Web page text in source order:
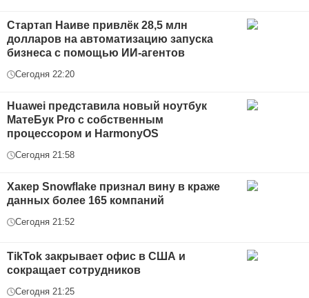
Стартап Наиве привлёк 28,5 млн
долларов на автоматизацию запуска
бизнеса с помощью ИИ-агентов
Сегодня 22:20
Huawei представила новый ноутбук
МатеБук Pro с собственным
процессором и HarmonyOS
Сегодня 21:58
Хакер Snowflake признал вину в краже
данных более 165 компаний
Сегодня 21:52
TikTok закрывает офис в США и
сокращает сотрудников
Сегодня 21:25